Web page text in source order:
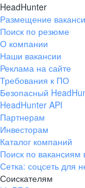
Екатеринбург
ул. Боевых Дружин,
+7 343 226-79-99
pr@ural.hh.ru
ул. Янковского, д.
706 каб.
+7 861 205-55-57
pr@krd.hh.ru
HeadHunter
Размещение
Поиск по резюме
О компании
Наши вакансии
Реклама на сайте
Требования к ПО
Безопасный
HeadHunter API
Партнерам
Инвесторам
Каталог компаний
Поиск по
Сетка: соцсеть для
Соискателям